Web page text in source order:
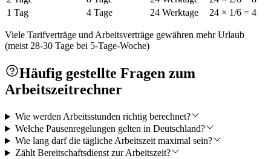
1 Tag
4 Tage 24 Werktage 24 × 1/6 = 4
Viele Tarifverträge und Arbeitsverträge gewähren mehr Urlaub
(meist 28-30 Tage bei 5-Tage-Woche)
Häufig gestellte Fragen zum
Arbeitszeitrechner
Wie werden Arbeitsstunden richtig berechnet?
Welche Pausenregelungen gelten in Deutschland?
Wie lang darf die tägliche Arbeitszeit maximal sein?
Zählt Bereitschaftsdienst zur Arbeitszeit?